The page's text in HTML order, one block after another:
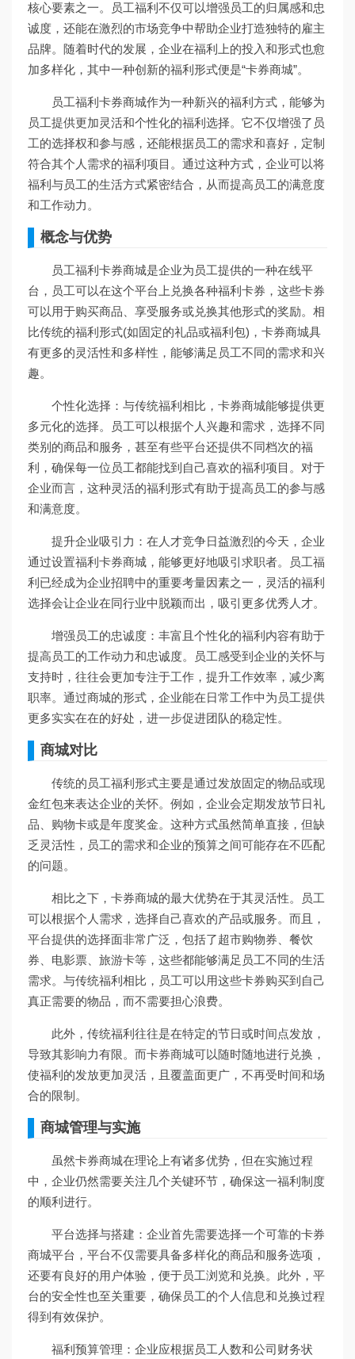
核心要素之一。员工福利不仅可以增强员工的归属感和忠
诚度，还能在激烈的市场竞争中帮助企业打造独特的雇主
品牌。随着时代的发展，企业在福利上的投入和形式也愈
加多样化，其中一种创新的福利形式便是“卡券商城”。
员工福利卡券商城作为一种新兴的福利方式，能够为
员工提供更加灵活和个性化的福利选择。它不仅增强了员
工的选择权和参与感，还能根据员工的需求和喜好，定制
符合其个人需求的福利项目。通过这种方式，企业可以将
福利与员工的生活方式紧密结合，从而提高员工的满意度
和工作动力。
概念与优势
员工福利卡券商城是企业为员工提供的一种在线平
台，员工可以在这个平台上兑换各种福利卡券，这些卡券
可以用于购买商品、享受服务或兑换其他形式的奖励。相
比传统的福利形式(如固定的礼品或福利包)，卡券商城具
有更多的灵活性和多样性，能够满足员工不同的需求和兴
趣。
个性化选择：与传统福利相比，卡券商城能够提供更
多元化的选择。员工可以根据个人兴趣和需求，选择不同
类别的商品和服务，甚至有些平台还提供不同档次的福
利，确保每一位员工都能找到自己喜欢的福利项目。对于
企业而言，这种灵活的福利形式有助于提高员工的参与感
和满意度。
提升企业吸引力：在人才竞争日益激烈的今天，企业
通过设置福利卡券商城，能够更好地吸引求职者。员工福
利已经成为企业招聘中的重要考量因素之一，灵活的福利
选择会让企业在同行业中脱颖而出，吸引更多优秀人才。
增强员工的忠诚度：丰富且个性化的福利内容有助于
提高员工的工作动力和忠诚度。员工感受到企业的关怀与
支持时，往往会更加专注于工作，提升工作效率，减少离
职率。通过商城的形式，企业能在日常工作中为员工提供
更多实实在在的好处，进一步促进团队的稳定性。
商城对比
传统的员工福利形式主要是通过发放固定的物品或现
金红包来表达企业的关怀。例如，企业会定期发放节日礼
品、购物卡或是年度奖金。这种方式虽然简单直接，但缺
乏灵活性，员工的需求和企业的预算之间可能存在不匹配
的问题。
相比之下，卡券商城的最大优势在于其灵活性。员工
可以根据个人需求，选择自己喜欢的产品或服务。而且，
平台提供的选择面非常广泛，包括了超市购物券、餐饮
券、电影票、旅游卡等，这些都能够满足员工不同的生活
需求。与传统福利相比，员工可以用这些卡券购买到自己
真正需要的物品，而不需要担心浪费。
此外，传统福利往往是在特定的节日或时间点发放，
导致其影响力有限。而卡券商城可以随时随地进行兑换，
使福利的发放更加灵活，且覆盖面更广，不再受时间和场
合的限制。
商城管理与实施
虽然卡券商城在理论上有诸多优势，但在实施过程
中，企业仍然需要关注几个关键环节，确保这一福利制度
的顺利进行。
平台选择与搭建：企业首先需要选择一个可靠的卡券
商城平台，平台不仅需要具备多样化的商品和服务选项，
还要有良好的用户体验，便于员工浏览和兑换。此外，平
台的安全性也至关重要，确保员工的个人信息和兑换过程
得到有效保护。
福利预算管理：企业应根据员工人数和公司财务状